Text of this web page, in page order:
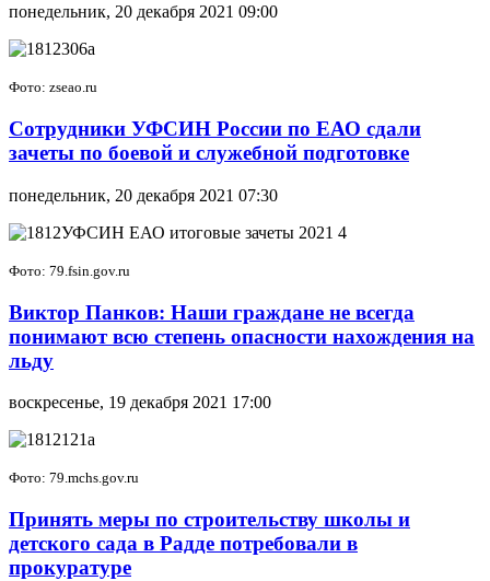
понедельник, 20 декабря 2021 09:00
Фото: zseao.ru
Сотрудники УФСИН России по ЕАО сдали
зачеты по боевой и служебной подготовке
понедельник, 20 декабря 2021 07:30
Фото: 79.fsin.gov.ru
Виктор Панков: Наши граждане не всегда
понимают всю степень опасности нахождения на
льду
воскресенье, 19 декабря 2021 17:00
Фото: 79.mchs.gov.ru
Принять меры по строительству школы и
детского сада в Радде потребовали в
прокуратуре